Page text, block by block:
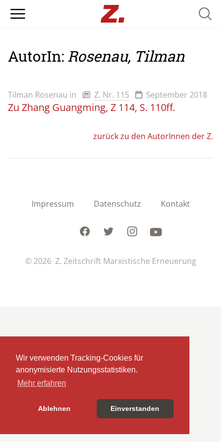
Wir verwenden Tracking-Cookies für
anonymisierte Nutzungsstatistiken.
Mehr erfahren
Ablehnen Einverstanden
AutorIn: Rosenau, Tilman
Tilman Rosenau in Z. Nr. 115 September 2018
Zu Zhang Guangming, Z 114, S. 110ff.
zurück zu den AutorInnen der Z.
Impressum Datenschutz Kontakt
FacebookTwitterInstagramYoutube
© 2026 Z. Zeitschrift Marxistische Erneuerung